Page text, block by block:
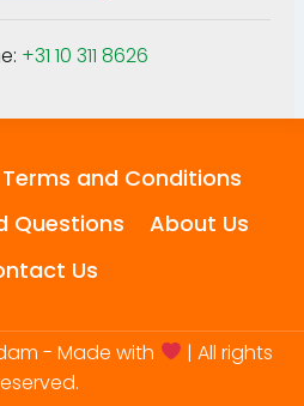
+31 10 311 8626
Terms and Conditions
Questions
About Us
Us
- Made with
| All rights